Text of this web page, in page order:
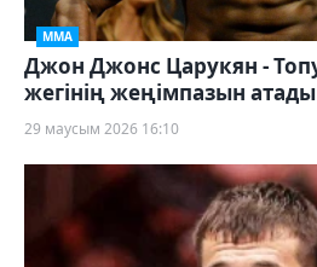
ММА
Джон Джонс Царукян -
жегінің жеңімпазын атады
29 маусым 2026 16:10